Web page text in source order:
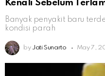
Kenali Sebelum
Banyak penyakit baru
kondisi parah
by Jati Sunarto May 7,